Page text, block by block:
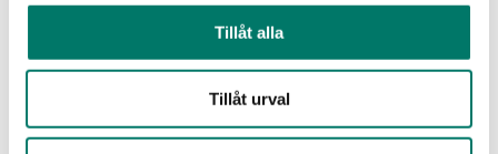
Tillåt alla
Tillåt urval
Smakrikt och elegant italienskt rött vin från välkända
vinproducenten Antiche Terre Venete.